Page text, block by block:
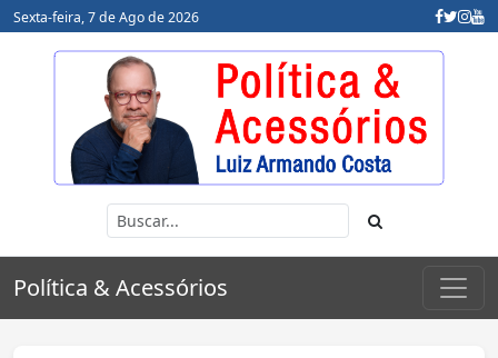
Sexta-feira, 7 de Ago de 2026
Política & Acessórios